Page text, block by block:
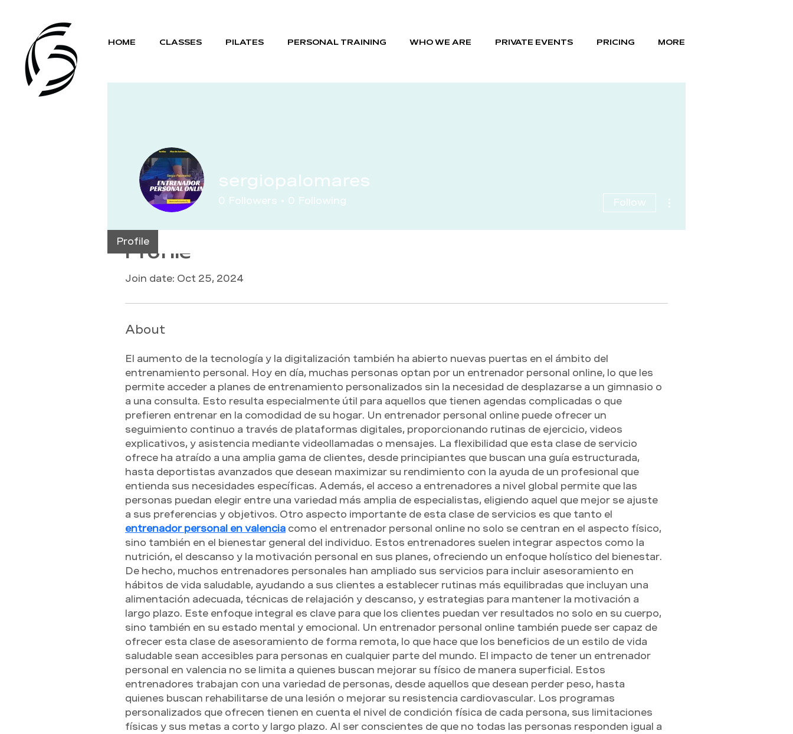
HOME CLASSES PILATES PERSONAL TRAINING WHO WE ARE PRIVATE EVENTS PRICING MORE
Profile
Join date: Oct 25, 2024
About
El aumento de la tecnología y la digitalización también ha abierto nuevas puertas en el ámbito del
entrenamiento personal. Hoy en día, muchas personas optan por un entrenador personal online, lo que les
permite acceder a planes de entrenamiento personalizados sin la necesidad de desplazarse a un gimnasio o
a una consulta. Esto resulta especialmente útil para aquellos que tienen agendas complicadas o que
prefieren entrenar en la comodidad de su hogar. Un entrenador personal online puede ofrecer un
seguimiento continuo a través de plataformas digitales, proporcionando rutinas de ejercicio, videos
explicativos, y asistencia mediante videollamadas o mensajes. La flexibilidad que esta clase de servicio
ofrece ha atraído a una amplia gama de clientes, desde principiantes que buscan una guía estructurada,
hasta deportistas avanzados que desean maximizar su rendimiento con la ayuda de un profesional que
entienda sus necesidades específicas. Además, el acceso a entrenadores a nivel global permite que las
personas puedan elegir entre una variedad más amplia de especialistas, eligiendo aquel que mejor se ajuste
a sus preferencias y objetivos. Otro aspecto importante de esta clase de servicios es que tanto el
entrenador personal en valencia como el entrenador personal online no solo se centran en el aspecto físico,
sino también en el bienestar general del individuo. Estos entrenadores suelen integrar aspectos como la
nutrición, el descanso y la motivación personal en sus planes, ofreciendo un enfoque holístico del bienestar.
De hecho, muchos entrenadores personales han ampliado sus servicios para incluir asesoramiento en
hábitos de vida saludable, ayudando a sus clientes a establecer rutinas más equilibradas que incluyan una
alimentación adecuada, técnicas de relajación y descanso, y estrategias para mantener la motivación a
largo plazo. Este enfoque integral es clave para que los clientes puedan ver resultados no solo en su cuerpo,
sino también en su estado mental y emocional. Un entrenador personal online también puede ser capaz de
ofrecer esta clase de asesoramiento de forma remota, lo que hace que los beneficios de un estilo de vida
saludable sean accesibles para personas en cualquier parte del mundo. El impacto de tener un entrenador
personal en valencia no se limita a quienes buscan mejorar su físico de manera superficial. Estos
entrenadores trabajan con una variedad de personas, desde aquellos que desean perder peso, hasta
quienes buscan rehabilitarse de una lesión o mejorar su resistencia cardiovascular. Los programas
personalizados que ofrecen tienen en cuenta el nivel de condición física de cada persona, sus limitaciones
físicas y sus metas a corto y largo plazo. Al ser conscientes de que no todas las personas responden igual a
sergiopalomares
0 Followers 0 Following Follow
Profile